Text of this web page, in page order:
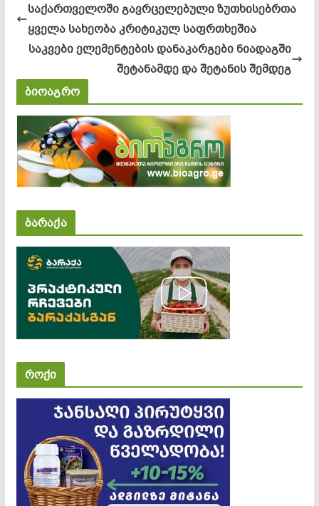
საქართველოში გავრცელებული ზუთხისებრთა
ყველა სახეობა კრიტიკულ საფრთხეშია
საკვები ელემენტების დანაკარგები ნიადაგში
შეტანამდე და შეტანის შემდეგ
ბიოაგრო
ბარაქა
როქი